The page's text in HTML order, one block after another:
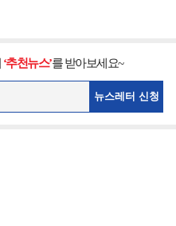
‘추천뉴스’를 받아보세요~
뉴스레터 신청